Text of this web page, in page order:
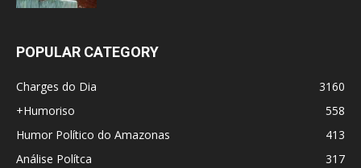
POPULAR CATEGORY
Charges do Dia
3160
+Humoriso
558
Humor Político do Amazonas
413
Análise Polítca
317